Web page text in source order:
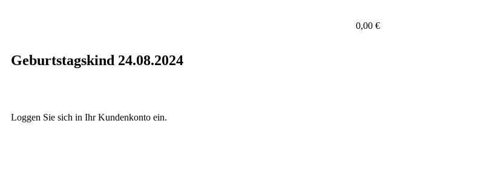
Geburtstagskind 24.08.2024
0,00 €
Loggen Sie sich in Ihr Kundenkonto ein.